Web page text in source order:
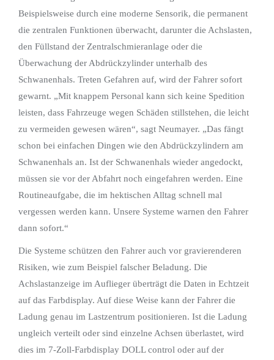
Beispielsweise durch eine moderne Sensorik, die permanent
die zentralen Funktionen überwacht, darunter die Achslasten,
den Füllstand der Zentralschmieranlage oder die
Überwachung der Abdrückzylinder unterhalb des
Schwanenhals. Treten Gefahren auf, wird der Fahrer sofort
gewarnt. „Mit knappem Personal kann sich keine Spedition
leisten, dass Fahrzeuge wegen Schäden stillstehen, die leicht
zu vermeiden gewesen wären“, sagt Neumayer. „Das fängt
schon bei einfachen Dingen wie den Abdrückzylindern am
Schwanenhals an. Ist der Schwanenhals wieder angedockt,
müssen sie vor der Abfahrt noch eingefahren werden. Eine
Routineaufgabe, die im hektischen Alltag schnell mal
vergessen werden kann. Unsere Systeme warnen den Fahrer
dann sofort.“
Die Systeme schützen den Fahrer auch vor gravierenderen
Risiken, wie zum Beispiel falscher Beladung. Die
Achslastanzeige im Auflieger überträgt die Daten in Echtzeit
auf das Farbdisplay. Auf diese Weise kann der Fahrer die
Ladung genau im Lastzentrum positionieren. Ist die Ladung
ungleich verteilt oder sind einzelne Achsen überlastet, wird
dies im 7-Zoll-Farbdisplay DOLL control oder auf der